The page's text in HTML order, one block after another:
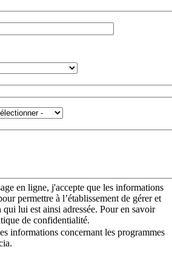
en ligne, j'accepte que les informations
permettre à l’établissement de gérer et
lui est ainsi adressée. Pour en savoir
de confidentialité.
informations concernant les programmes